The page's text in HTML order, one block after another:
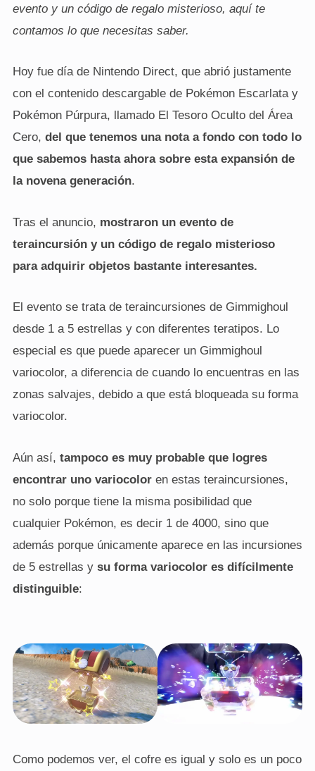
evento y un código de regalo misterioso, aquí te
contamos lo que necesitas saber.
Hoy fue día de Nintendo Direct, que abrió justamente
con el contenido descargable de Pokémon Escarlata y
Pokémon Púrpura, llamado El Tesoro Oculto del Área
Cero, del que tenemos una nota a fondo con todo lo
que sabemos hasta ahora sobre esta expansión de
la novena generación.
Tras el anuncio, mostraron un evento de
teraincursión y un código de regalo misterioso
para adquirir objetos bastante interesantes.
El evento se trata de teraincursiones de Gimmighoul
desde 1 a 5 estrellas y con diferentes teratipos. Lo
especial es que puede aparecer un Gimmighoul
variocolor, a diferencia de cuando lo encuentras en las
zonas salvajes, debido a que está bloqueada su forma
variocolor.
Aún así, tampoco es muy probable que logres
encontrar uno variocoloren estas teraincursiones,
no solo porque tiene la misma posibilidad que
cualquier Pokémon, es decir 1 de 4000, sino que
además porque únicamente aparece en las incursiones
de 5 estrellas y su forma variocolor es difícilmente
distinguible:
Como podemos ver, el cofre es igual y solo es un poco